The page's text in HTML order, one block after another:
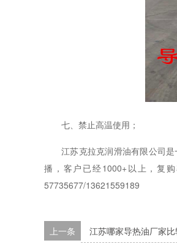
七、禁止高温使用；
江苏克拉克润滑油有限公司是
播，客户已经1000+以上，复
57735677/13621559189
上一条
江苏哪家导热油厂家